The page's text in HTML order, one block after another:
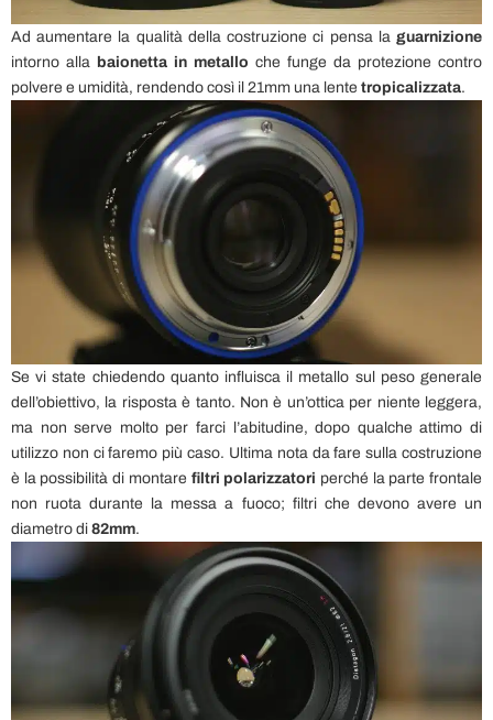
Ad aumentare la qualità della costruzione ci pensa la guarnizione
intorno alla baionetta in metallo che funge da protezione contro
polvere e umidità, rendendo così il 21mm una lente tropicalizzata.
Se vi state chiedendo quanto influisca il metallo sul peso generale
dell’obiettivo, la risposta è tanto. Non è un’ottica per niente leggera,
ma non serve molto per farci l’abitudine, dopo qualche attimo di
utilizzo non ci faremo più caso. Ultima nota da fare sulla costruzione
è la possibilità di montare filtri polarizzatori perché la parte frontale
non ruota durante la messa a fuoco; filtri che devono avere un
diametro di 82mm.